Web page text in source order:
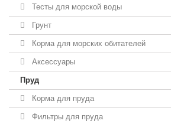
Тесты для морской воды
Грунт
Корма для морских обитателей
Аксессуары
Пруд
Корма для пруда
Фильтры для пруда